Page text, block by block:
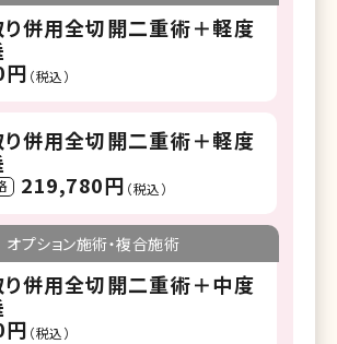
り併用全切開二重術＋軽度
（税込）
り併用全切開二重術＋軽度
219,780円 （税込）
オプション施術・複合施術
り併用全切開二重術＋中度
（税込）